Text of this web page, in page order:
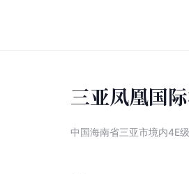
三亚凤凰国
中国海南省三亚市境内4E